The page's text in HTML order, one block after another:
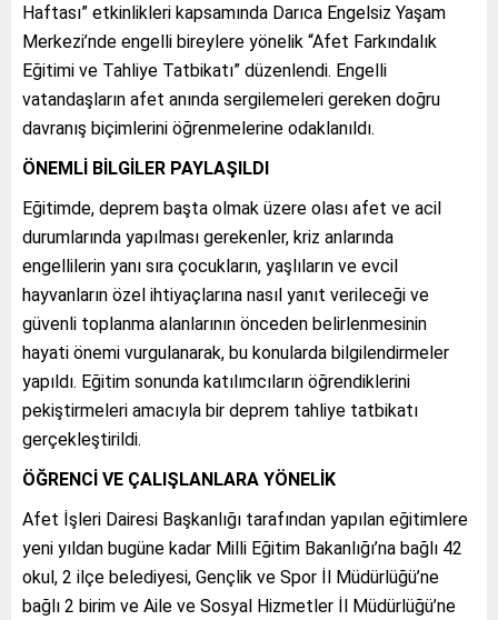
Haftası” etkinlikleri kapsamında Darıca Engelsiz Yaşam
Merkezi’nde engelli bireylere yönelik “Afet Farkındalık
Eğitimi ve Tahliye Tatbikatı” düzenlendi. Engelli
vatandaşların afet anında sergilemeleri gereken doğru
davranış biçimlerini öğrenmelerine odaklanıldı.
ÖNEMLİ BİLGİLER PAYLAŞILDI
Eğitimde, deprem başta olmak üzere olası afet ve acil
durumlarında yapılması gerekenler, kriz anlarında
engellilerin yanı sıra çocukların, yaşlıların ve evcil
hayvanların özel ihtiyaçlarına nasıl yanıt verileceği ve
güvenli toplanma alanlarının önceden belirlenmesinin
hayati önemi vurgulanarak, bu konularda bilgilendirmeler
yapıldı. Eğitim sonunda katılımcıların öğrendiklerini
pekiştirmeleri amacıyla bir deprem tahliye tatbikatı
gerçekleştirildi.
ÖĞRENCİ VE ÇALIŞLANLARA YÖNELİK
Afet İşleri Dairesi Başkanlığı tarafından yapılan eğitimlere
yeni yıldan bugüne kadar Milli Eğitim Bakanlığı’na bağlı 42
okul, 2 ilçe belediyesi, Gençlik ve Spor İl Müdürlüğü’ne
bağlı 2 birim ve Aile ve Sosyal Hizmetler İl Müdürlüğü’ne